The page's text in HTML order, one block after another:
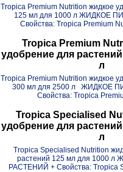
Tropica Premium Nutrition жидкое
125 мл для 1000 л ЖИДКОЕ
Свойства: Tropica Premium
Tropica Premium
удобрение для
л
Tropica Premium Nutrition жидкое
300 мл для 2500 л ЖИДКОЕ
Свойства: Tropica
Tropica Specialised
удобрение для
л
Tropica Specialised Nutrition
растений 125 мл для 1000
РАСТЕНИЙ + Свойства: Tropica